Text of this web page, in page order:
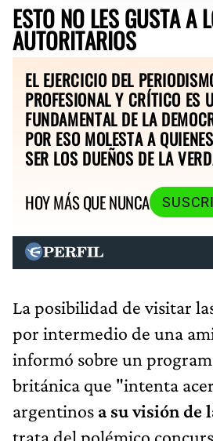
ESTO NO LES GUSTA A
AUTORITARIOS
EL EJERCICIO DEL
PROFESIONAL Y CRÍTICO ES
FUNDAMENTAL DE LA
POR ESO MOLESTA A
SER LOS DUEÑOS DE LA
HOY MÁS QUE NUNCA
La posibilidad de visitar
por intermedio de una
informó sobre un
británica que "intenta
argentinos a su visión de
trata del polémico